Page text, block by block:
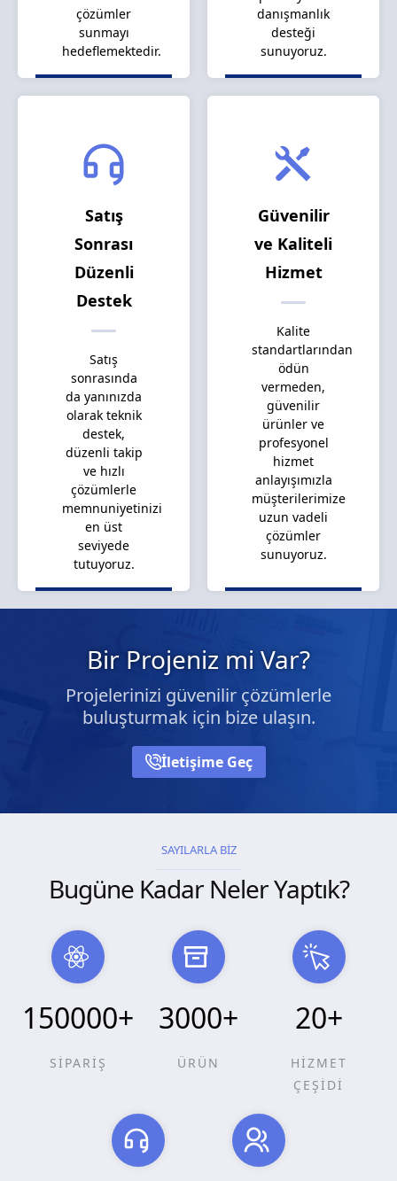
çözümler
sunmayı
hedeflemektedir.
danışmanlık
desteği
sunuyoruz.
Satış
Sonrası
Düzenli
Destek
Satış
sonrasında
da yanınızda
olarak teknik
destek,
düzenli takip
ve hızlı
çözümlerle
memnuniyetinizi
en üst
seviyede
tutuyoruz.
Güvenilir
ve Kaliteli
Hizmet
Kalite
standartlarından
ödün
vermeden,
güvenilir
ürünler ve
profesyonel
hizmet
anlayışımızla
müşterilerimize
uzun vadeli
çözümler
sunuyoruz.
Bir Projeniz mi Var?
Projelerinizi güvenilir çözümlerle
buluşturmak için bize ulaşın.
İletişime Geç
SAYILARLA BİZ
Bugüne Kadar Neler Yaptık?
150000+
SİPARİŞ
3000+
ÜRÜN
20+
HİZMET
ÇEŞİDİ